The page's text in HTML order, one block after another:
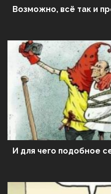
Возможно, всё так и
И для чего подобное